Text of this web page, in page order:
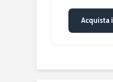
Acquista